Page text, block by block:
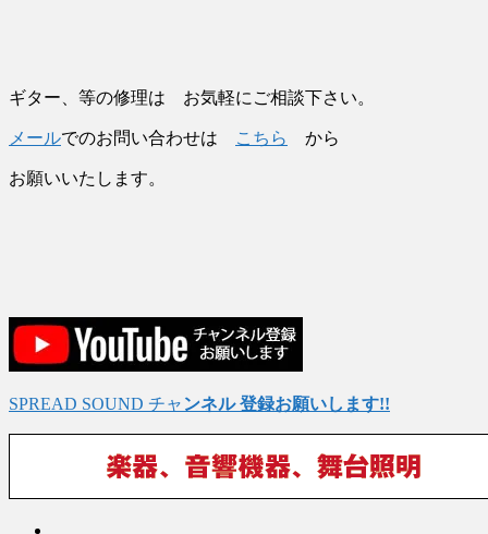
ギター、等の修理は お気軽にご相談下さい。
メールでのお問い合わせは こちら から
お願いいたします。
SPREAD SOUND チャ ンネル 登録お願いします!!